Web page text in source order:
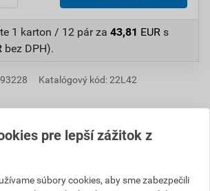
1 karton / 12 párza 43,81 EUR s
bez DPH).
Katalógový kód: 22L42
pre lepší zážitok z
súbory cookies, aby sme zabezpečili